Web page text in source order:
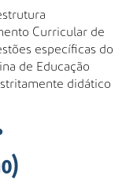
Curricular de
específicas do
de Educação
didático